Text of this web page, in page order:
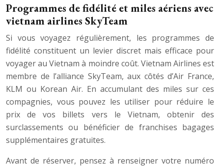
Programmes de fidélité et miles aériens avec
vietnam airlines SkyTeam
Si vous voyagez régulièrement, les programmes de
fidélité constituent un levier discret mais efficace pour
voyager au Vietnam à moindre coût. Vietnam Airlines est
membre de l’alliance SkyTeam, aux côtés d’Air France,
KLM ou Korean Air. En accumulant des miles sur ces
compagnies, vous pouvez les utiliser pour réduire le
prix de vos billets vers le Vietnam, obtenir des
surclassements ou bénéficier de franchises bagages
supplémentaires gratuites.
Avant de réserver, pensez à renseigner votre numéro